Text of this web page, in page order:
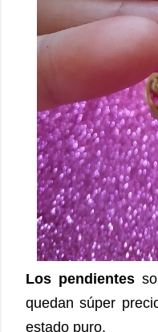
Los pendientes
quedan súper
estado puro.